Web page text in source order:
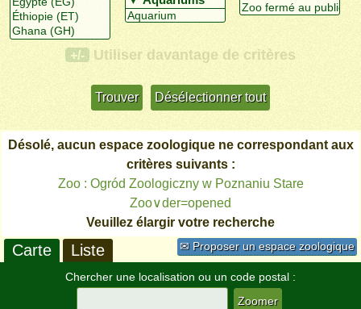
+/- Utiliser davantage de critères
Désolé, aucun espace zoologique ne correspondant aux
critères suivants :
Zoo : Ogród Zoologiczny w Poznaniu Stare
Zoo∨der=opened
Veuillez élargir votre recherche
✉ Proposer un espace zoologique
Carte Liste
Chercher une localisation ou un code postal :